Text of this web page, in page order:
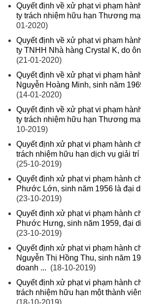
Quyết định về xử phạt vi phạm
ty trách nhiệm hữu hạn Thương
01-2020)
Quyết định về xử phạt vi phạm
ty TNHH Nhà hàng Crystal K, do
(21-01-2020)
Quyết định về xử phạt vi phạm
Nguyễn Hoàng Minh, sinh năm
(14-01-2020)
Quyết định về xử phạt vi phạm
ty trách nhiệm hữu hạn Thương
10-2019)
Quyết định xử phạt vi phạm hành
trách nhiệm hữu hạn dịch vụ giải trí
(25-10-2019)
Quyết định xử phạt vi phạm hành
Phước Lớn, sinh năm 1956 là đại
(23-10-2019)
Quyết định xử phạt vi phạm hành
Phước Hưng, sinh năm 1959, đại
(23-10-2019)
Quyết định xử phạt vi phạm hành
Nguyễn Thị Hồng Thu, sinh năm
doanh ... (18-10-2019)
Quyết định xử phạt vi phạm hành
trách nhiệm hữu hạn một thành
(18-10-2019)